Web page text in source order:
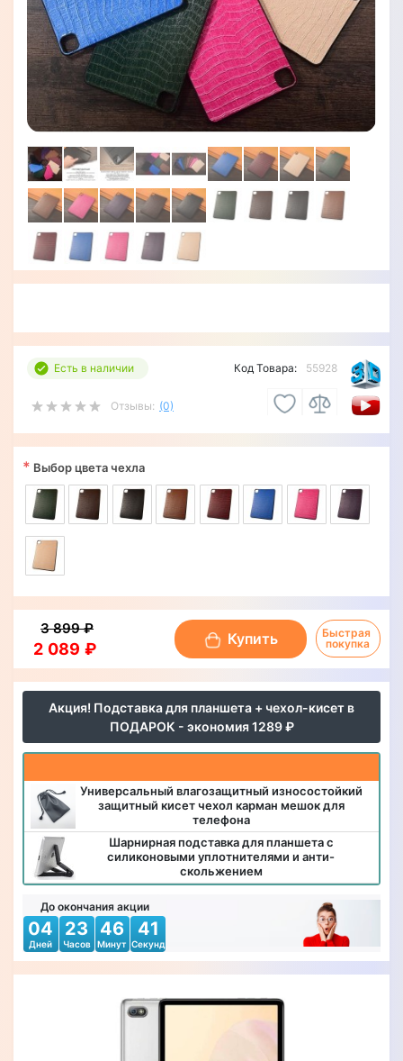
Есть в наличии
Отзывы: (0)
Код Товара: 55928
Акция! Подставка для планшета + чехол-кисет в
ПОДАРОК - экономия 1289 ₽
Универсальный влагозащитный износостойкий
защитный кисет чехол карман мешок для
телефона
Шарнирная подставка для планшета с
силиконовыми уплотнителями и анти-
скольжением
До окончания акции
04
Дней
23
Часов
46
Минут
40
Секунд
* Выбор цвета чехла
2 089 ₽
3 899 ₽
Купить
Быстрая
покупка